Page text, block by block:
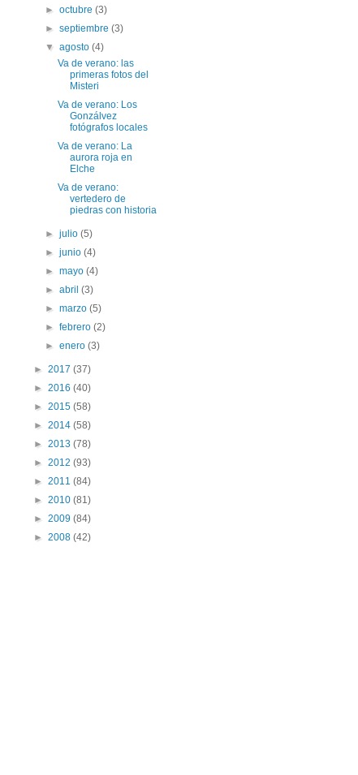
►octubre(3)
►septiembre(3)
▼agosto(4)
Va de verano: las
primeras fotos del
Misteri
Va de verano: Los
Gonzálvez
fotógrafos locales
Va de verano: La
aurora roja en
Elche
Va de verano:
vertedero de
piedras con historia
►julio(5)
►junio(4)
►mayo(4)
►abril(3)
►marzo(5)
►febrero(2)
►enero(3)
► 2017 (37)
► 2016 (40)
► 2015 (58)
► 2014 (58)
► 2013 (78)
► 2012 (93)
► 2011 (84)
► 2010 (81)
► 2009 (84)
► 2008 (42)